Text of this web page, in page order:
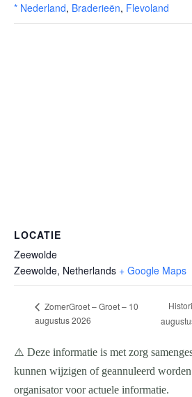
* Nederland, Braderieën, Flevoland
LOCATIE
Zeewolde
Zeewolde, Netherlands + Google Maps
ZomerGroet – Groet – 10
augustus 2026
⚠️ Deze informatie is met zorg
kunnen wijzigen of geannuleerd
organisator voor actuele informatie.